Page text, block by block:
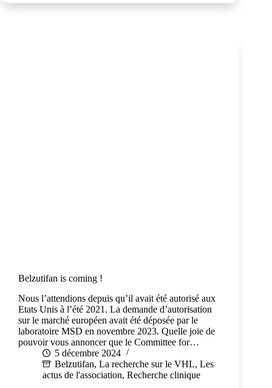
Belzutifan is coming !
Nous l’attendions depuis qu’il avait été autorisé aux
Etats Unis à l’été 2021. La demande d’autorisation
sur le marché européen avait été déposée par le
laboratoire MSD en novembre 2023. Quelle joie de
pouvoir vous annoncer que le Committee for…
5 décembre 2024
Belzutifan, La recherche sur le VHL, Les
actus de l'association, Recherche clinique